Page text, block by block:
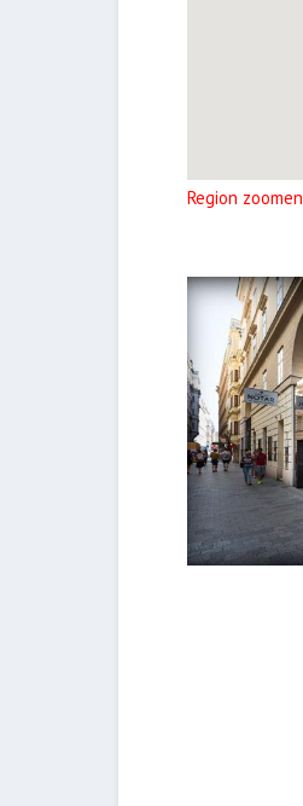
Region zoomen